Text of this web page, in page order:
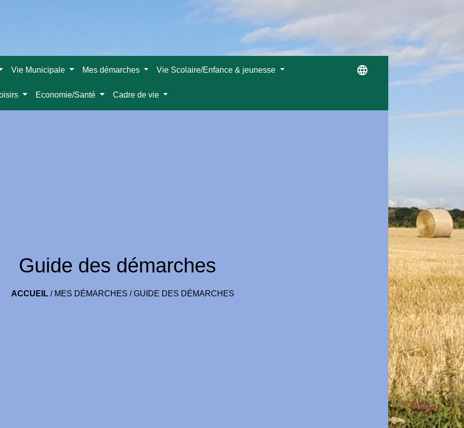
Vie Municipale Mes démarches Vie Scolaire/Enfance & jeunesse
Economie/Santé Cadre de vie
language
Guide des démarches
ACCUEIL/ MES DÉMARCHES /GUIDE DES DÉMARCHES